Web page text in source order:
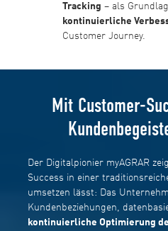
Tracking – als
kontinuierliche
Customer Journey.
Mit Customer-
Der Digitalpionier myAGRAR
Success in einer
umsetzen lässt: Das
Kundenbeziehungen,
kontinuierliche Optimierung